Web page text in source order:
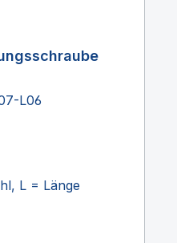
L06
L = Länge